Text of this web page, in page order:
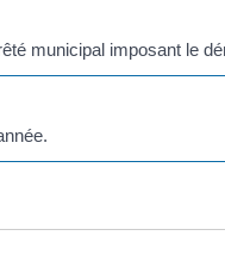
municipal imposant le